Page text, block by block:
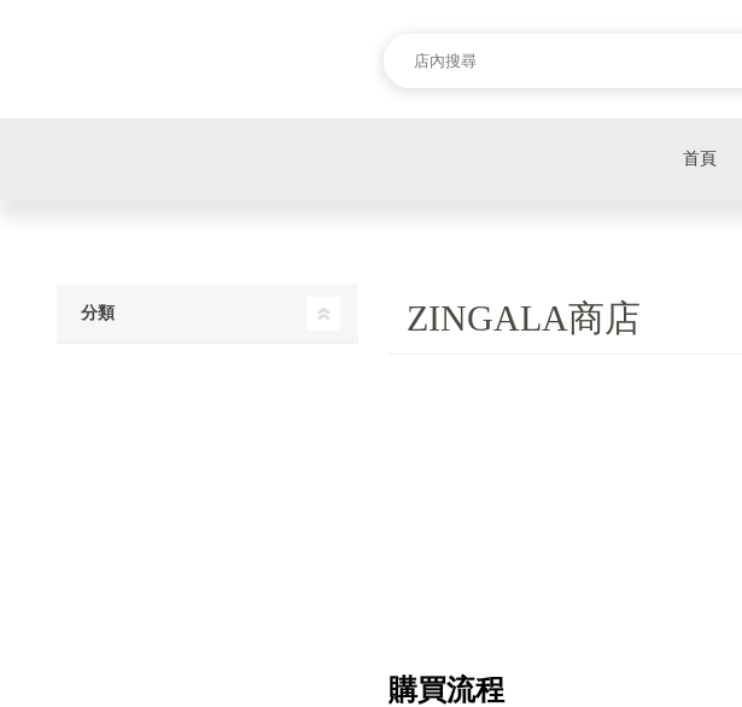
首頁
ZINGALA商店
購買流程
分類